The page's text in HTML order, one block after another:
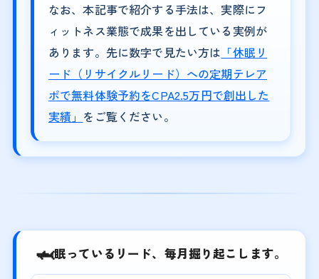
なお、本記事で紹介する手法は、実際にフ
ィットネス業態で成果を出している実例が
あります。先に数字で見たい方は 「休眠リ
ード（リサイクルリード）への定期テレア
ポで無料体験予約をCPA2.5万円で創出した
実績」 をご覧ください。
🦈眠っているリード、毎月掘り起こします。